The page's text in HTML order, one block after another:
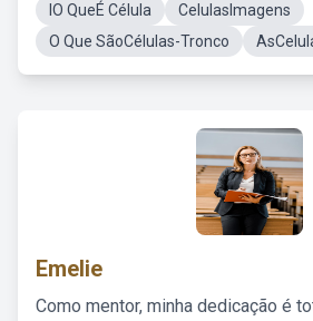
lO QueÉ Célula
CelulasImagens
O Que SãoCélulas-Tronco
Emelie
Como mentor, minha dedicação é